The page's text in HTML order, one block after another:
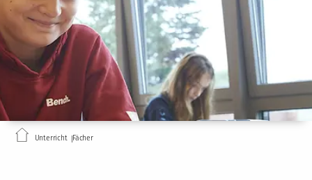
Unterricht Fächer